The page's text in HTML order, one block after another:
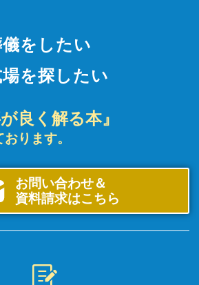
をしたい
を探したい
良く解る本』
ります。
お問い合わせ＆
資料請求はこちら